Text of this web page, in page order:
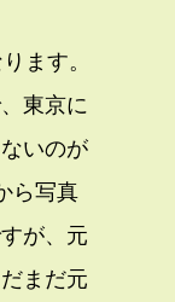
ます。
東京に
いのが
ら写真
が、元
まだ元